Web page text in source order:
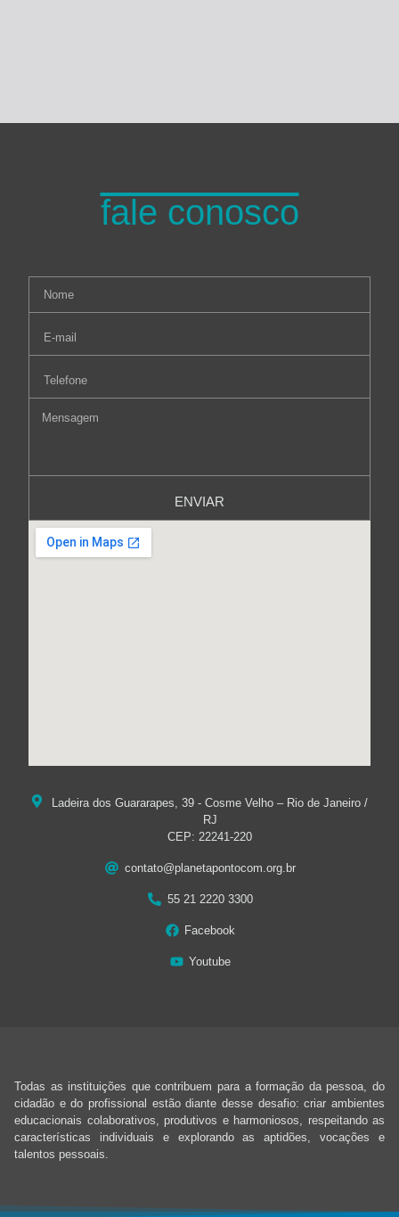
fale conosco
ENVIAR
Ladeira dos Guararapes, 39 - Cosme Velho – Rio de Janeiro /
RJ
CEP: 22241-220
contato@planetapontocom.org.br
55 21 2220 3300
Facebook
Youtube
Todas as instituições que contribuem para a formação da pessoa, do
cidadão e do profissional estão diante desse desafio: criar ambientes
educacionais colaborativos, produtivos e harmoniosos, respeitando as
características individuais e explorando as aptidões, vocações e
talentos pessoais.